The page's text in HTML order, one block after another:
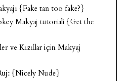
{Fake tan too fake?}
Makyaj tutoriali {Get the
ve Kızıllar için Makyaj
{Nicely Nude}